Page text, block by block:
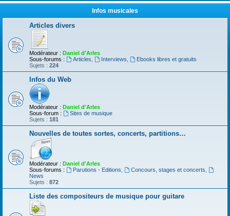
Infos musicales
Articles divers
Modérateur : Daniel d'Arles
Sous-forums :
Articles Interviews
Ebooks libres et gratuits
Sujets : 224
Infos du Web
Modérateur : Daniel d'Arles
Sous-forum :
Sites de musique
Sujets : 181
Nouvelles de toutes sortes, concerts, partitions…
Modérateur : Daniel d'Arles
Sous-forums :
Parutions - Editions Concours, stages et concerts
News
Sujets : 872
Liste des compositeurs de musique pour guitare